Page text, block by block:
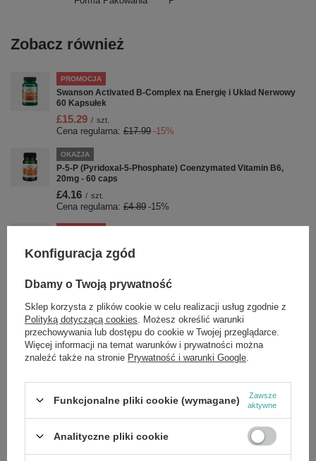
Zobacz również
PROMOCJA
Swanson Activated B-Complex na Energię i Układ Nerwowy
60 Kapsułek
£15.29 / szt.
Cena regularna: £17.99 -15%
OKAZJA
P-5-P (Pyridoxal-5-Phosphate) Coenzymated Vitamin B6,
20mg - 60 caps
£4.16 / szt.
Cena regularna: £4.89 -15%
Kapsułek
Cena regularna:£9.79 -15%
PROMOCJA
Swanson Głóg Ekstrakt 500mg na Serce i Krążenie 120
Kapsułek
£14.44 / szt.
Cena regularna:£16.99 -15%
PROMOCJA
Swanson Garlic Oil Concentrate, 1500mg - 500 softgels
Konfiguracja zgód
Dbamy o Twoją prywatność
Sklep korzysta z plików cookie w celu realizacji usług zgodnie z
Polityką dotyczącą cookies . Możesz określić warunki
przechowywania lub dostępu do cookie w Twojej przeglądarce.
Więcej informacji na temat warunków i prywatności można
znaleźć także na stronie Prywatność i warunki Google
Funkcjonalne pliki cookie (wymagane)
Zawsze
aktywne
Analityczne pliki cookie